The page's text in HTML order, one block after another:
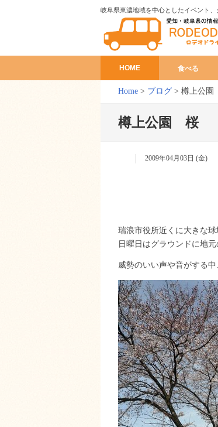
岐阜県東濃地域を中心としたイベント
HOME 食べる
Home > ブログ > 樽上公
樽上公園 桜
2009年04月03日 (金)
瑞浪市役所近くに大きな球
日曜日はグラウンドに地
威勢のいい声や音がする